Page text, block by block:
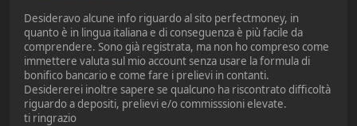
Desideravo alcune info riguardo al sito perfectmoney, in
quanto è in lingua italiana e di conseguenza è più facile da
comprendere. Sono già registrata, ma non ho compreso come
immettere valuta sul mio account senza usare la formula di
bonifico bancario e come fare i prelievi in contanti.
Desidererei inoltre sapere se qualcuno ha riscontrato difficoltà
riguardo a depositi, prelievi e/o commisssioni elevate.
ti ringrazio